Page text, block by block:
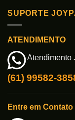
SUPORTE
ATENDIMENTO
Atendimento
(61) 99582-
Entre em Contato